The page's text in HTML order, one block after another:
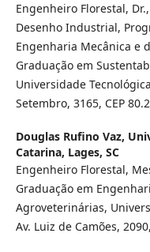
Engenheiro Florestal,
Desenho Industrial,
Engenharia Mecânica e
Graduação em
Universidade
Setembro, 3165, CEP
Douglas Rufino Vaz,
Catarina, Lages, SC
Engenheiro Florestal,
Graduação em
Agroveterinárias,
Av. Luiz de Camões,